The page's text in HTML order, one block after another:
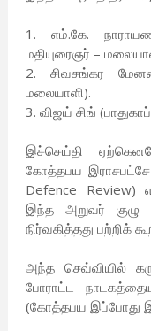
1. எம்.கே.
மதியுரைஞர் –
2. சிவசங்கர
மலையாளி).
3. விஜய் சிங்
இச்செய்தி
கோத்தபய இராசபட்சே
Defence Review)
இந்த அறுவர்
நிர்வகித்தது பற்றிக்
அந்த செவ்வியில்
போராட்ட
(கோத்தபய இப்போது